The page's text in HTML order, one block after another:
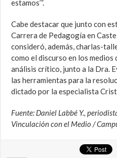
estamos’”.
Cabe destacar que junto con
Carrera de Pedagogía en
consideró, además, charlas-
como el discurso en los medios
análisis crítico, junto a la Dra.
las herramientas para la
dictado por la especialista
Fuente: Daniel Labbé Y.,
Vinculación con el Medio /